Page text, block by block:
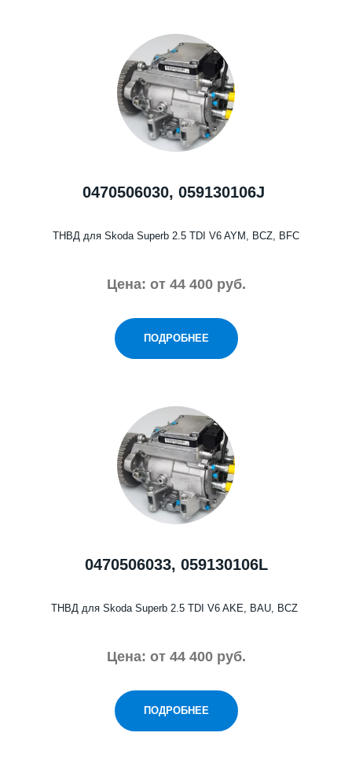
0470506030, 059130106J
ТНВД для Skoda Superb 2.5 TDI V6 AYM, BCZ, BFC
Цена: от 44 400 руб.
ПОДРОБНЕЕ
0470506033, 059130106L
ТНВД для Skoda Superb 2.5 TDI V6 AKE, BAU, BCZ
Цена: от 44 400 руб.
ПОДРОБНЕЕ